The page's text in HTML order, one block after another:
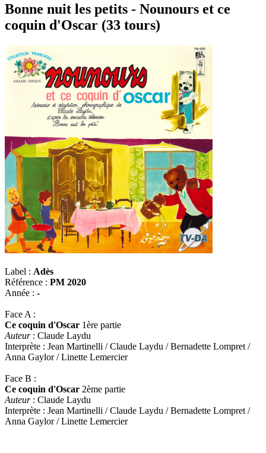
Bonne nuit les petits - Nounours et ce
coquin d'Oscar (33 tours)
Label : Adès
Référence : PM 2020
Année : -
Face A :
Ce coquin d'Oscar 1ère partie
Auteur: Claude Laydu
Interprète : Jean Martinelli / Claude Laydu / Bernadette Lompret /
Anna Gaylor / Linette Lemercier
Face B :
Ce coquin d'Oscar 2ème partie
Auteur: Claude Laydu
Interprète : Jean Martinelli / Claude Laydu / Bernadette Lompret /
Anna Gaylor / Linette Lemercier